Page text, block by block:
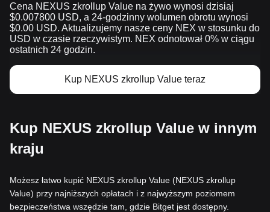
Cena NEXUS zkrollup Value na żywo wynosi dzisiaj
$0.007800 USD, a 24-godzinny wolumen obrotu wynosi
$0.00 USD. Aktualizujemy nasze ceny NEX w stosunku do
USD w czasie rzeczywistym. NEX odnotował 0% w ciągu
ostatnich 24 godzin.
Kup NEXUS zkrollup Value teraz
Kup NEXUS zkrollup Value w innym
kraju
Możesz łatwo kupić NEXUS zkrollup Value (NEXUS zkrollup
Value) przy najniższych opłatach i z najwyższym poziomem
bezpieczeństwa wszędzie tam, gdzie Bitget jest dostępny.